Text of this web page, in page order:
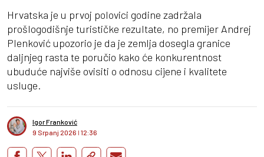
Hrvatska je u prvoj polovici godine zadržala
prošlogodišnje turističke rezultate, no premijer Andrej
Plenković upozorio je da je zemlja dosegla granice
daljnjeg rasta te poručio kako će konkurentnost
ubuduće najviše ovisiti o odnosu cijene i kvalitete
usluge.
Igor Franković
9 Srpanj 2026 I 12:36